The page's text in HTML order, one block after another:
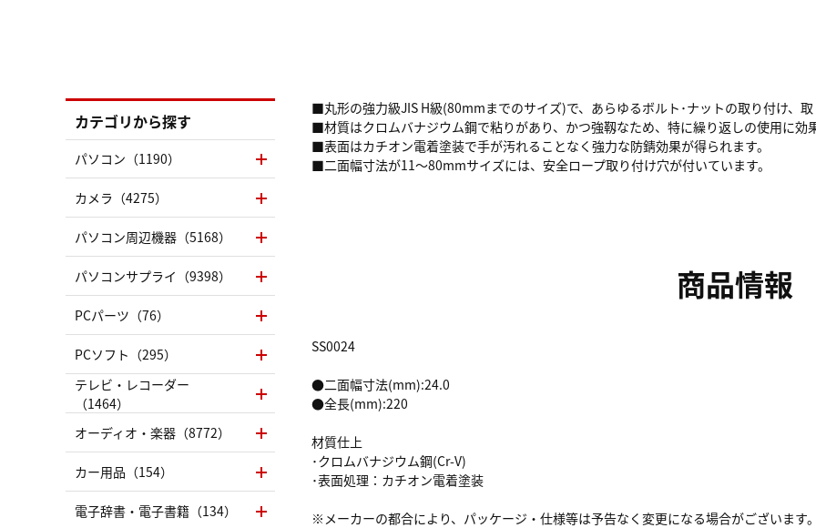
■丸形の強力級JIS H級(80mmまでのサイズ)で、あらゆるボルト･ナットの取り付け、
■材質はクロムバナジウム鋼で粘りがあり、かつ強靱なため、特に繰り返しの使用に効
■表面はカチオン電着塗装で手が汚れることなく強力な防錆効果が得られます。
■二面幅寸法が11～80mmサイズには、安全ロープ取り付け穴が付いています。
商品情報
SS0024
●二面幅寸法(mm):24.0
●全長(mm):220
材質仕上
･クロムバナジウム鋼(Cr-V)
･表面処理：カチオン電着塗装
※メーカーの都合により、パッケージ・仕様等は予告なく変更になる場合がございます
カテゴリから探す
パソコン（1190）
カメラ（4275）
パソコン周辺機器（5168）
パソコンサプライ（9398）
PCパーツ（76）
PCソフト（295）
テレビ・レコーダー
（1464）
オーディオ・楽器（8772）
カー用品（154）
電子辞書・電子書籍（134）